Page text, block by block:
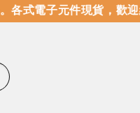
各式電子元件現貨，歡迎